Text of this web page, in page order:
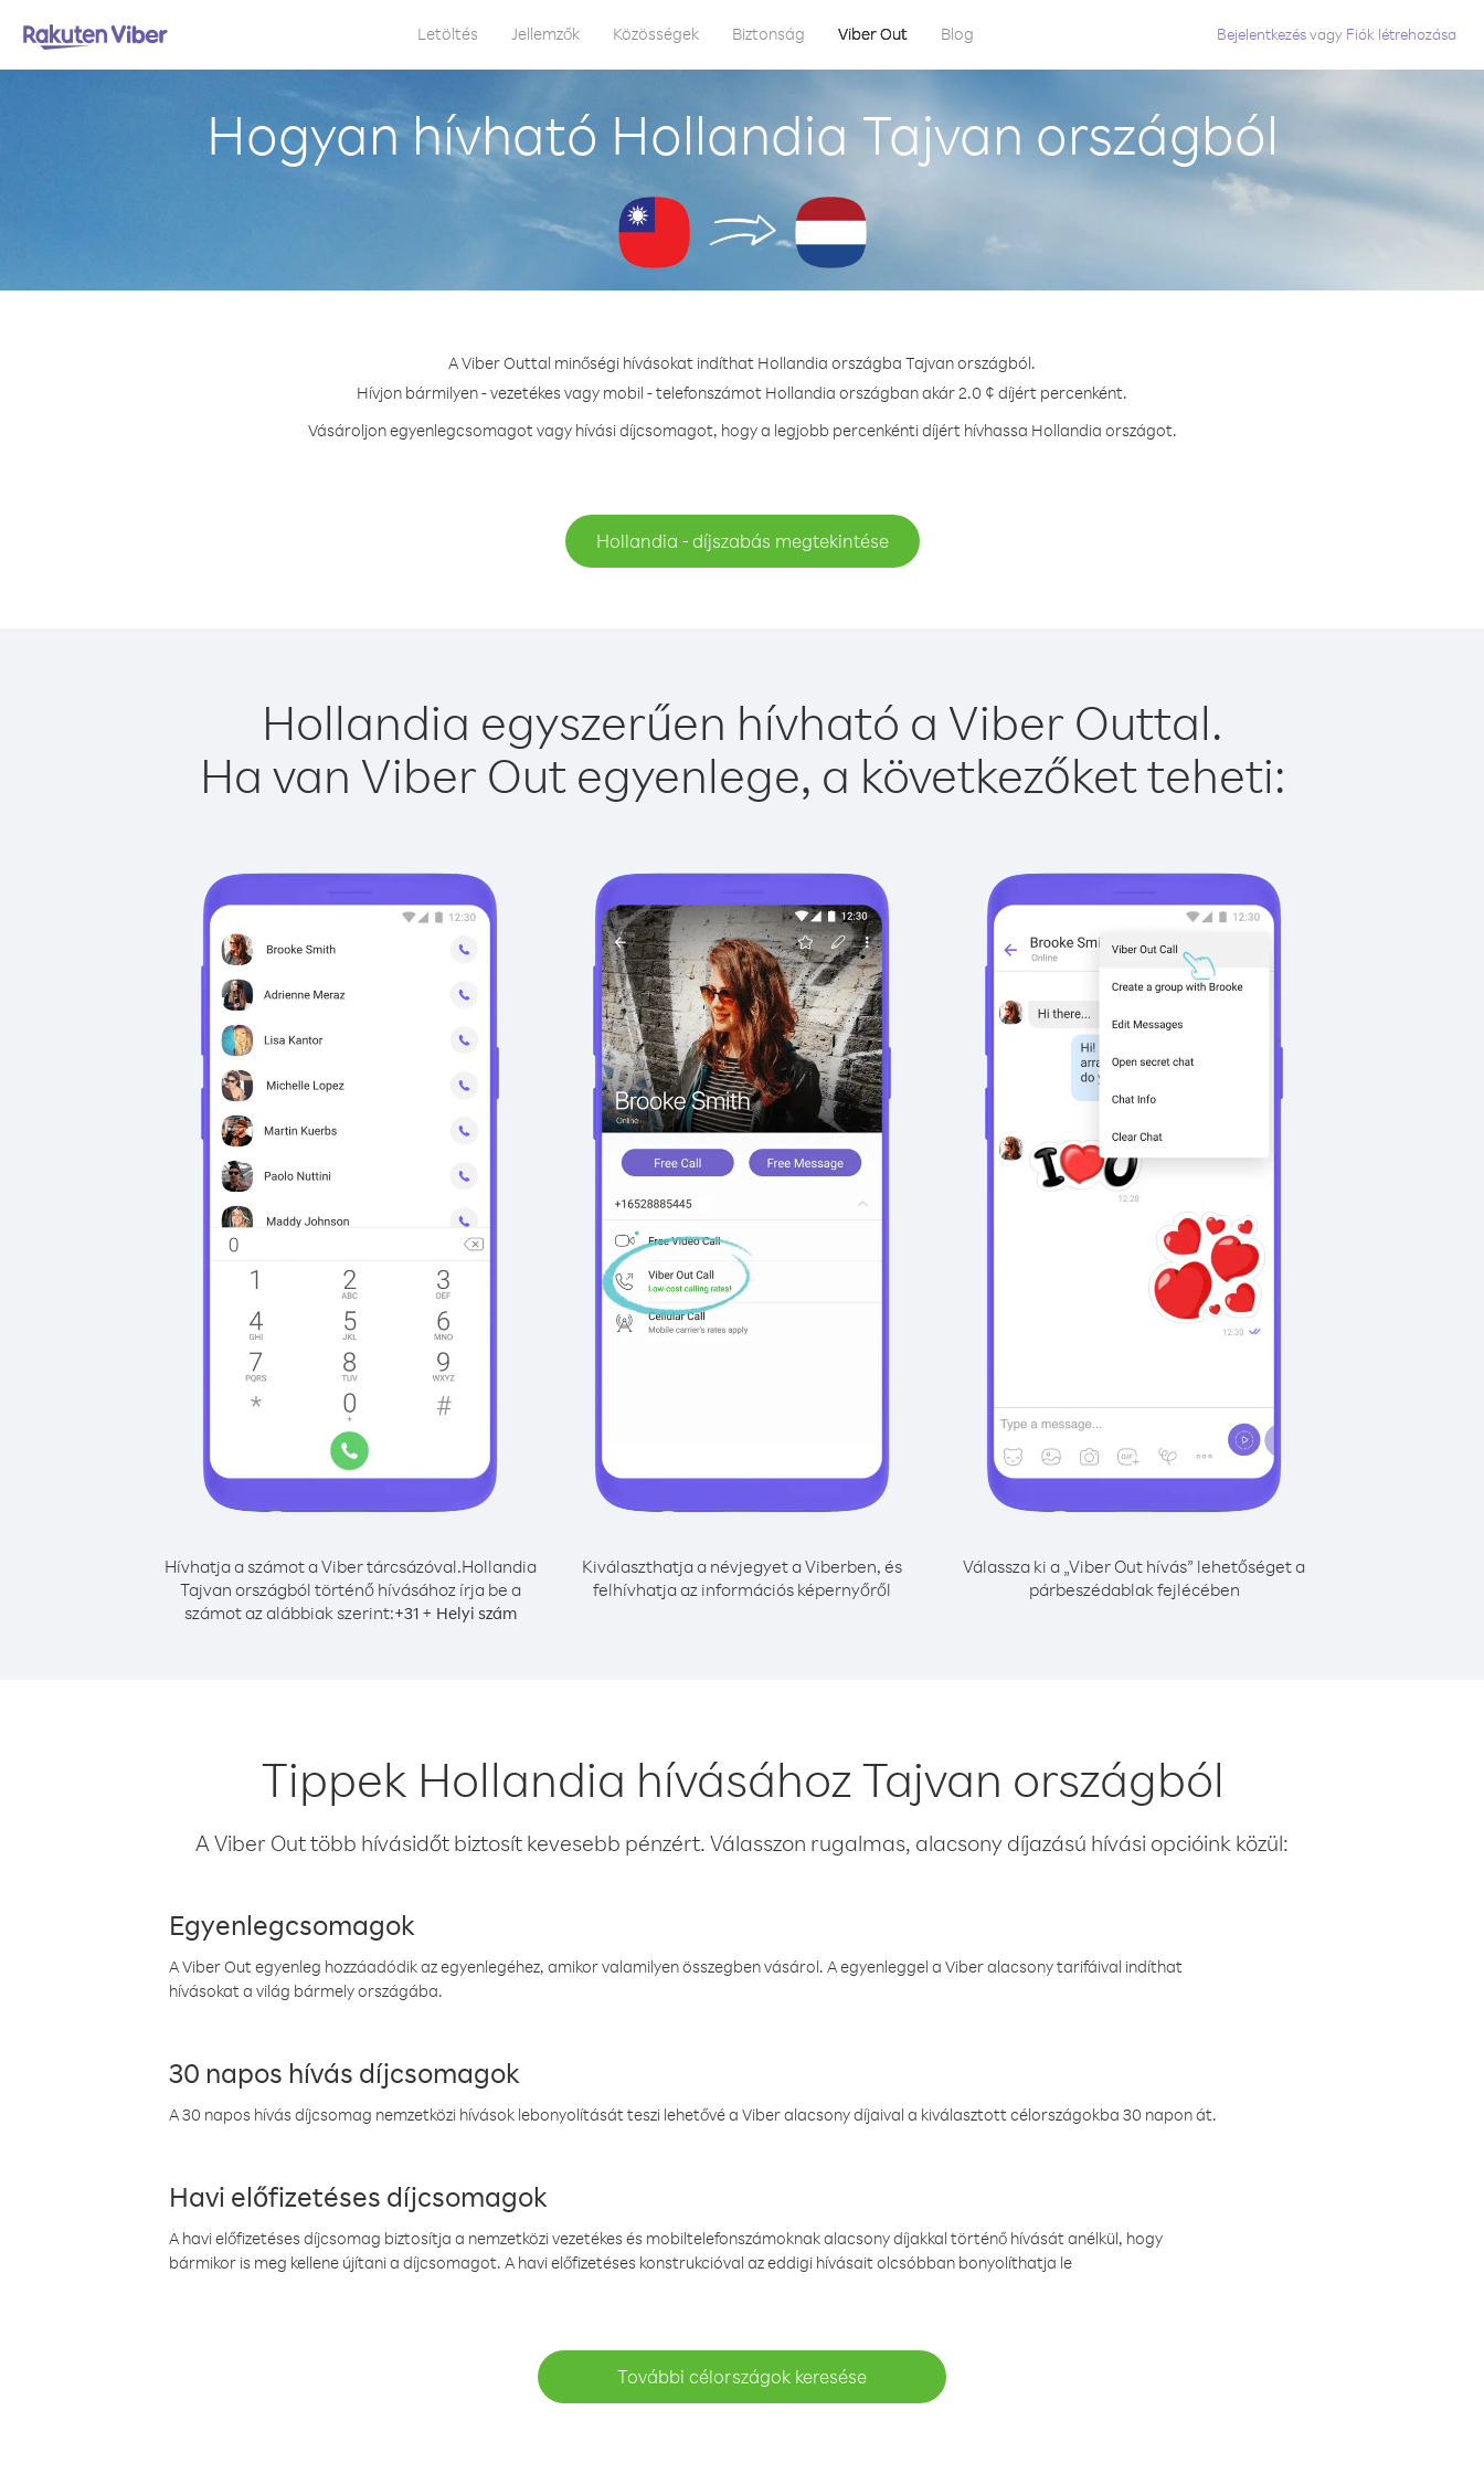
Letöltés Jellemzők Közösségek Biztonság Viber Out Blog Bejelentkezésvagy Fiók létrehozása
Hogyan hívható Hollandia Tajvan országból
A Viber Outtal minőségi hívásokat indíthat Hollandia országba Tajvan országból.
Hívjon bármilyen - vezetékes vagy mobil - telefonszámot Hollandia országban akár 2.0 ¢ díjért percenként.
Vásároljon egyenlegcsomagot vagy hívási díjcsomagot, hogy a legjobb percenkénti díjért hívhassa Hollandia országot.
Hollandia - díjszabás megtekintése
Hollandia egyszerűen hívható a Viber Outtal.
Ha van Viber Out egyenlege, a következőket teheti:
Hívhatja a számot a Viber tárcsázóval.Hollandia
Tajvan országból történő hívásához írja be a
számot az alábbiak szerint:+31+ Helyi szám
Kiválaszthatja a névjegyet a Viberben, és
felhívhatja az információs képernyőről
Válassza ki a „Viber Out hívás” lehetőséget a
párbeszédablak fejlécében
Tippek Hollandia hívásához Tajvan országból
A Viber Out több hívásidőt biztosít kevesebb pénzért. Válasszon rugalmas, alacsony díjazású hívási opcióink közül:
Egyenlegcsomagok
A Viber Out egyenleg hozzáadódik az egyenlegéhez, amikor valamilyen összegben vásárol. A egyenleggel a Viber alacsony tarifáival indíthat
hívásokat a világ bármely országába.
30 napos hívás díjcsomagok
A 30 napos hívás díjcsomag nemzetközi hívások lebonyolítását teszi lehetővé a Viber alacsony díjaival a kiválasztott célországokba 30 napon át.
Havi előfizetéses díjcsomagok
A havi előfizetéses díjcsomag biztosítja a nemzetközi vezetékes és mobiltelefonszámoknak alacsony díjakkal történő hívását anélkül, hogy
bármikor is meg kellene újítani a díjcsomagot. A havi előfizetéses konstrukcióval az eddigi hívásait olcsóbban bonyolíthatja le
További célországok keresése